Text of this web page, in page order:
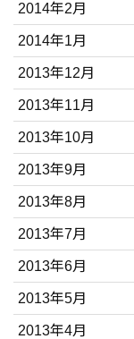
2014年2月
2014年1月
2013年12月
2013年11月
2013年10月
2013年9月
2013年8月
2013年7月
2013年6月
2013年5月
2013年4月